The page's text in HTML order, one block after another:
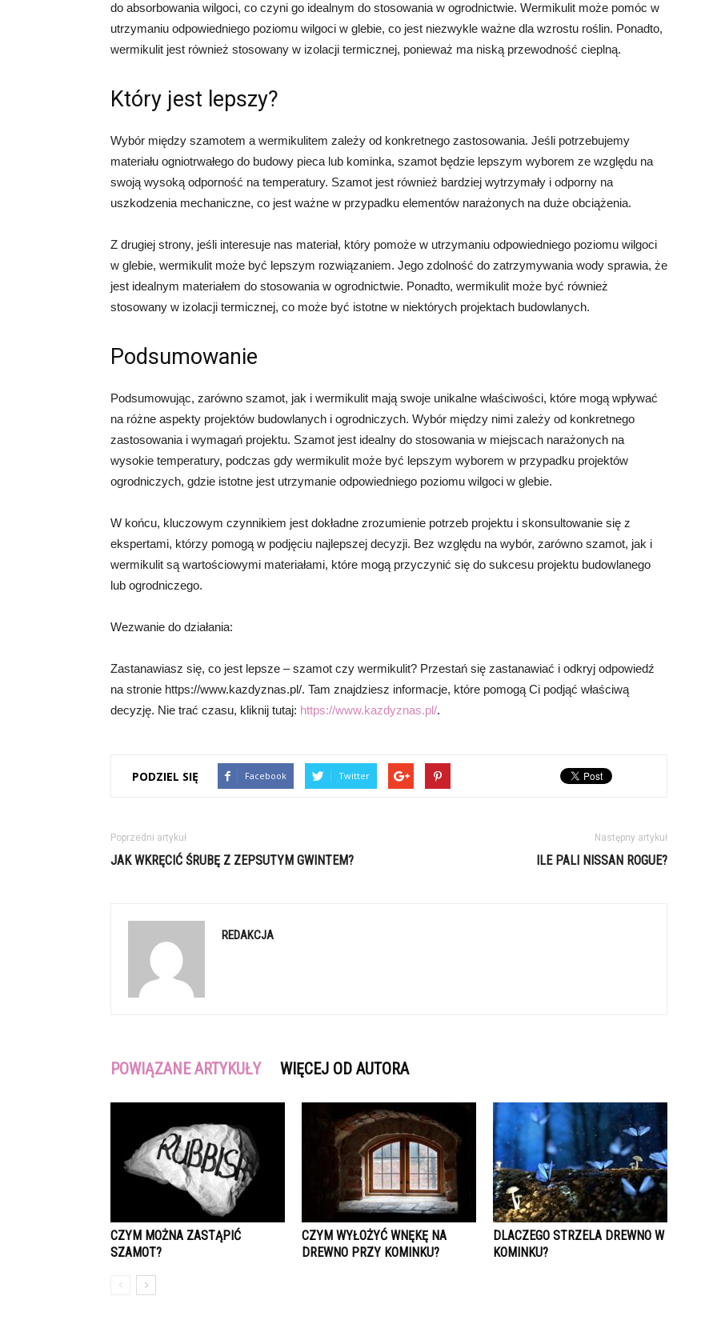
do absorbowania wilgoci, co czyni go idealnym do stosowania w ogrodnictwie. Wermikulit może pomóc w
utrzymaniu odpowiedniego poziomu wilgoci w glebie, co jest niezwykle ważne dla wzrostu roślin. Ponadto,
wermikulit jest również stosowany w izolacji termicznej, ponieważ ma niską przewodność cieplną.
Który jest lepszy?
Wybór między szamotem a wermikulitem zależy od konkretnego zastosowania. Jeśli potrzebujemy
materiału ogniotrwałego do budowy pieca lub kominka, szamot będzie lepszym wyborem ze względu na
swoją wysoką odporność na temperatury. Szamot jest również bardziej wytrzymały i odporny na
uszkodzenia mechaniczne, co jest ważne w przypadku elementów narażonych na duże obciążenia.
Z drugiej strony, jeśli interesuje nas materiał, który pomoże w utrzymaniu odpowiedniego poziomu wilgoci
w glebie, wermikulit może być lepszym rozwiązaniem. Jego zdolność do zatrzymywania wody sprawia, że
jest idealnym materiałem do stosowania w ogrodnictwie. Ponadto, wermikulit może być również
stosowany w izolacji termicznej, co może być istotne w niektórych projektach budowlanych.
Podsumowanie
Podsumowując, zarówno szamot, jak i wermikulit mają swoje unikalne właściwości, które mogą wpływać
na różne aspekty projektów budowlanych i ogrodniczych. Wybór między nimi zależy od konkretnego
zastosowania i wymagań projektu. Szamot jest idealny do stosowania w miejscach narażonych na
wysokie temperatury, podczas gdy wermikulit może być lepszym wyborem w przypadku projektów
ogrodniczych, gdzie istotne jest utrzymanie odpowiedniego poziomu wilgoci w glebie.
W końcu, kluczowym czynnikiem jest dokładne zrozumienie potrzeb projektu i skonsultowanie się z
ekspertami, którzy pomogą w podjęciu najlepszej decyzji. Bez względu na wybór, zarówno szamot, jak i
wermikulit są wartościowymi materiałami, które mogą przyczynić się do sukcesu projektu budowlanego
lub ogrodniczego.
Wezwanie do działania:
Zastanawiasz się, co jest lepsze – szamot czy wermikulit? Przestań się zastanawiać i odkryj odpowiedź
na stronie https://www.kazdyznas.pl/. Tam znajdziesz informacje, które pomogą Ci podjąć właściwą
decyzję. Nie trać czasu, kliknij tutaj: https://www.kazdyznas.pl/.
PODZIEL SIĘ Facebook Twitter
Poprzedni artykuł
JAK WKRĘCIĆ ŚRUBĘ Z ZEPSUTYM GWINTEM?
Następny artykuł
ILE PALI NISSAN ROGUE?
REDAKCJA
POWIĄZANE ARTYKUŁY WIĘCEJ OD AUTORA
CZYM MOŻNA ZASTĄPIĆ
SZAMOT?
CZYM WYŁOŻYĆ WNĘKĘ NA
DREWNO PRZY KOMINKU?
DLACZEGO STRZELA DREWNO W
KOMINKU?